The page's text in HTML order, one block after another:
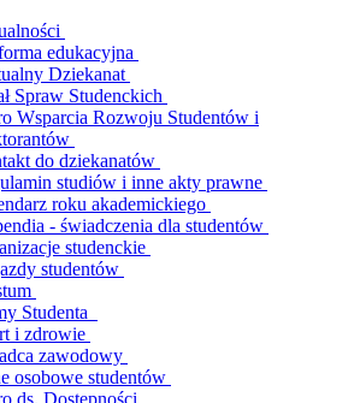
edukacyjna
Dziekanat
Spraw Studenckich
Wsparcia Rozwoju Studentów i
do dziekanatów
studiów i inne akty prawne
roku akademickiego
- świadczenia dla studentów
studenckie
studentów
Studenta
i zdrowie
zawodowy
osobowe studentów
ds. Dostępności